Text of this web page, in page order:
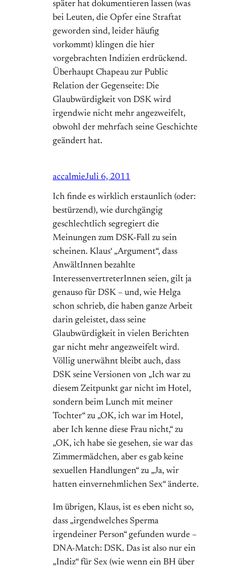
später hat dokumentieren lassen (was
bei Leuten, die Opfer eine Straftat
geworden sind, leider häufig
vorkommt) klingen die hier
vorgebrachten Indizien erdrückend.
Überhaupt Chapeau zur Public
Relation der Gegenseite: Die
Glaubwürdigkeit von DSK wird
irgendwie nicht mehr angezweifelt,
obwohl der mehrfach seine Geschichte
geändert hat.
accalmieJuli 6, 2011
Ich finde es wirklich erstaunlich (oder:
bestürzend), wie durchgängig
geschlechtlich segregiert die
Meinungen zum DSK-Fall zu sein
scheinen. Klaus‘ „Argument“, dass
AnwältInnen bezahlte
InteressenvertreterInnen seien, gilt ja
genauso für DSK – und, wie Helga
schon schrieb, die haben ganze Arbeit
darin geleistet, dass seine
Glaubwürdigkeit in vielen Berichten
gar nicht mehr angezweifelt wird.
Völlig unerwähnt bleibt auch, dass
DSK seine Versionen von „Ich war zu
diesem Zeitpunkt gar nicht im Hotel,
sondern beim Lunch mit meiner
Tochter“ zu „OK, ich war im Hotel,
aber Ich kenne diese Frau nicht,“ zu
„OK, ich habe sie gesehen, sie war das
Zimmermädchen, aber es gab keine
sexuellen Handlungen“ zu „Ja, wir
hatten einvernehmlichen Sex“ änderte.
Im übrigen, Klaus, ist es eben nicht so,
dass „irgendwelches Sperma
irgendeiner Person“ gefunden wurde –
DNA-Match: DSK. Das ist also nur ein
„Indiz“ für Sex (wie wenn ein BH über